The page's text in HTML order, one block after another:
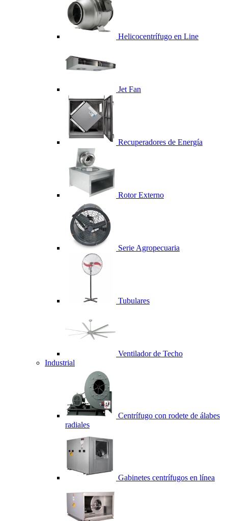
Helicocentrífugo en Line
Jet Fan
Recuperadores de Energía
Rotor Externo
Serie Agropecuaria
Tubulares
Ventilador de Techo
Industrial
Centrífugo con rodete de álabes
radiales
Gabinetes centrífugos en línea